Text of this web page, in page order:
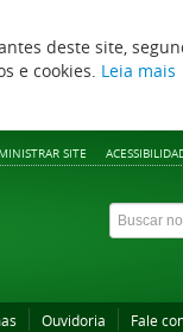
deste site,
e cookies. Leia mais
SITE
Ouvidoria Fale